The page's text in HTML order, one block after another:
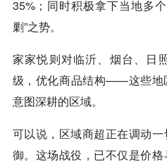
35%；同时积极拿下当地多
剿”之势。
家家悦则对临沂、烟台、日
级，优化商品结构——这些地
意图深耕的区域。
可以说，区域商超正在调动
御。这场战役，已不仅是价